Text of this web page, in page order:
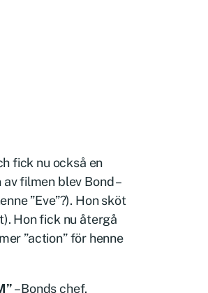
fick nu också en
filmen blev Bond –
”Eve”?). Hon sköt
Hon fick nu återgå
”action” för henne
– Bonds chef.